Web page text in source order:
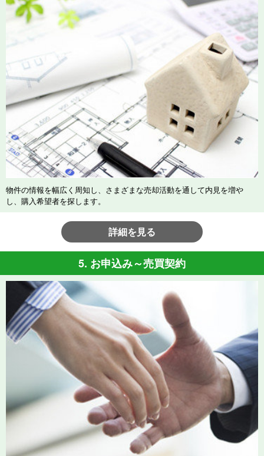
物件の情報を幅広く周知し、さまざまな売却活動を通して内見を増や
し、購入希望者を探します。
詳細を見る
5. お申込み～売買契約